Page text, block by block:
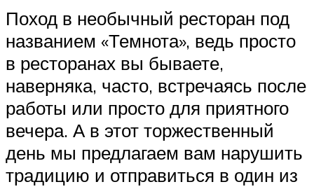
Поход в необычный ресторан под
названием «Темнота», ведь просто
в ресторанах вы бываете,
наверняка, часто, встречаясь после
работы или просто для приятного
вечера. А в этот торжественный
день мы предлагаем вам нарушить
традицию и отправиться в один из